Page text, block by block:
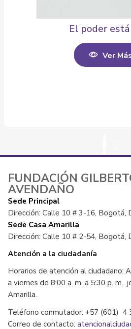
El poder
Ver
FUNDACIÓN
AVENDAÑO
Sede Principal
Dirección: Calle 10 # 3-16, Bogotá,
Sede Casa Amarilla
Dirección: Calle 10 # 2-54, Bogotá,
Atención a la ciudadanía
Horarios de atención al ciudadano:
a viernes de 8:00 a. m. a 5:30 p. m.
Amarilla.
Teléfono conmutador: +57 (601) 4
Correo de contacto: